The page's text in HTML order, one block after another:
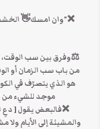
❌”وان امسك👋
⚖️وفرق بين سب الوقت،
من باب سب الزمان أو
هو الذي يتصرّف في
موجد للشيء من
❌فالبعض يقول [ دعِ
والمشيئة إلى الأيام